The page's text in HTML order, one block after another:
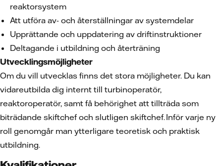
reaktorsystem
Att utföra av- och återställningar av systemdelar
Upprättande och uppdatering av driftinstruktioner
Deltagande i utbildning och återträning
Utvecklingsmöjligheter
Om du vill utvecklas finns det stora möjligheter. Du kan
vidareutbilda dig internt till turbinoperatör,
reaktoroperatör, samt få behörighet att tillträda som
biträdande skiftchef och slutligen skiftchef. Inför varje ny
roll genomgår man ytterligare teoretisk och praktisk
utbildning.